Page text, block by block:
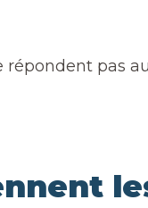
pas